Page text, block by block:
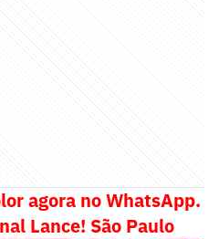
agora no WhatsApp.
Lance! São Paulo